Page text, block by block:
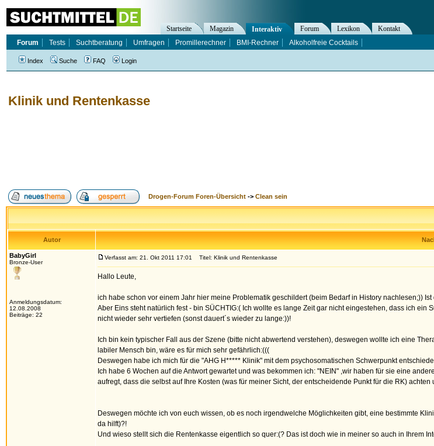
Klinik und Rentenkasse
Drogen-Forum Foren-Übersicht -> Clean sein
Autor
BabyGirl
Bronze-User
Anmeldungsdatum:
12.08.2008
Beiträge: 22
Verfasst am: 21. Okt 2011 17:01 Titel: Klinik und Rentenkasse
Hallo Leute,
ich habe schon vor einem Jahr hier meine Problematik geschildert (beim Bedarf in History nachlesen;))
Aber Eins steht natürlich fest - bin SÜCHTIG:( Ich wollte es lange Zeit gar nicht eingestehen, dass ich
nicht wieder sehr vertiefen (sonst dauert´s wieder zu lange:))!
Ich bin kein typischer Fall aus der Szene (bitte nicht abwertend verstehen), deswegen wollte ich eine
labiler Mensch bin, wäre es für mich sehr gefährlich:(((
Deswegen habe ich mich für die "AHG H***** Klinik" mit dem psychosomatischen Schwerpunkt
Ich habe 6 Wochen auf die Antwort gewartet und was bekommen ich: "NEIN" ,wir haben für sie eine
aufregt, dass die selbst auf Ihre Kosten (was für meiner Sicht, der entscheidende Punkt für die RK)
Deswegen möchte ich von euch wissen, ob es noch irgendwelche Möglichkeiten gibt, eine bestimmte
da hilft)?!
Und wieso stellt sich die Rentenkasse eigentlich so quer:(? Das ist doch wie in meiner so auch in Ihrem
Startseite Magazin Interaktiv Forum Lexikon
Kontakt
Forum
Tests Suchtberatung Umfragen Promillerechner BMI-Rechner Alkoholfreie Cocktails
Index Suche FAQ Login